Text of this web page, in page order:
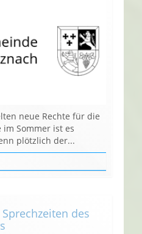
neue Rechte für die
Sommer ist es
plötzlich der...
des